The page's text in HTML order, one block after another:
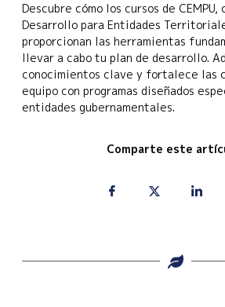
Descubre cómo los cursos de CEMPU,
Desarrollo para Entidades
proporcionan las herramientas
llevar a cabo tu plan de desarrollo.
conocimientos clave y fortalece las
equipo con programas diseñados
entidades gubernamentales.
Comparte este